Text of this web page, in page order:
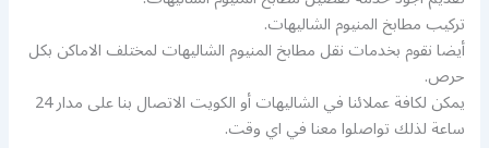
تركيب مطابخ المنيوم الشاليهات.
أيضا نقوم بخدمات نقل مطابخ المنيوم الشاليهات لمختلف الاماكن بكل
حرص.
يمكن لكافة عملائنا في الشاليهات أو الكويت الاتصال بنا على مدار 24
ساعة لذلك تواصلوا معنا في اي وقت.